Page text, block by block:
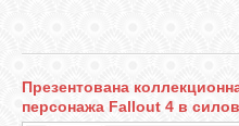
Презентована
персонажа Fallout 4 в